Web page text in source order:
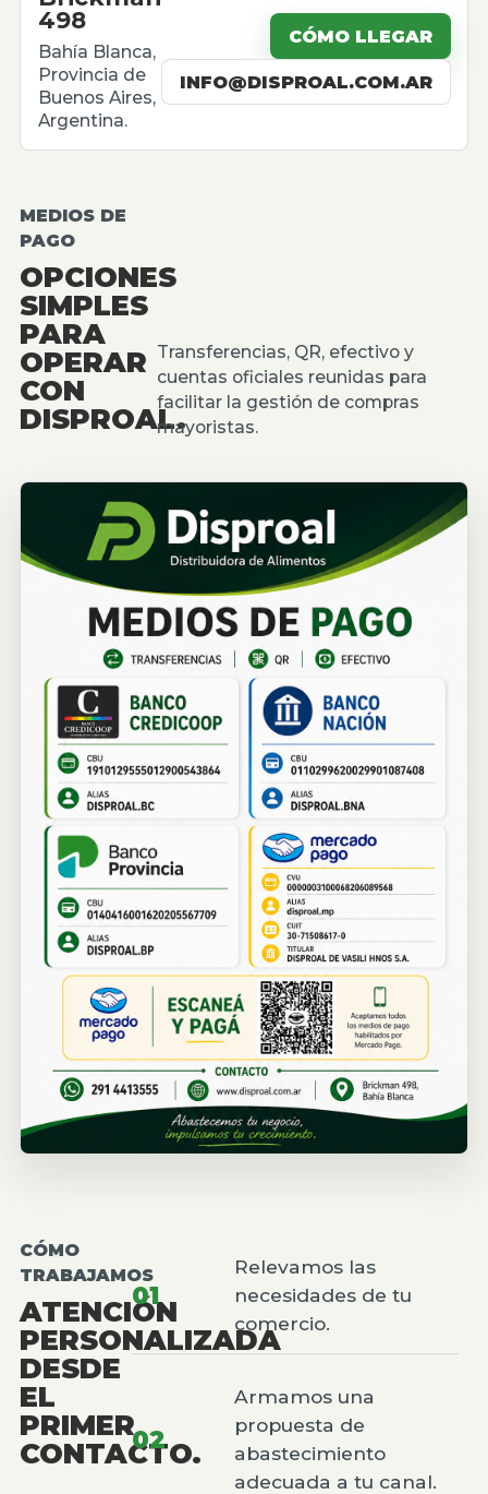
498
Bahía Blanca,
Provincia de
Buenos Aires,
Argentina.
CÓMO LLEGAR
INFO@DISPROAL.COM.AR
MEDIOS DE
PAGO
OPCIONES
SIMPLES
PARA
OPERAR
CON
DISPROAL.
Transferencias, QR, efectivo y
cuentas oficiales reunidas para
facilitar la gestión de compras
mayoristas.
CÓMO
TRABAJAMOS
ATENCIÓN
PERSONALIZADA
DESDE
EL
PRIMER
CONTACTO.
01
Relevamos las
necesidades de tu
comercio.
02
Armamos una
propuesta de
abastecimiento
adecuada a tu canal.